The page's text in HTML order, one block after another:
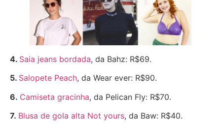
4. Saia jeans bordada, da Bahz: R$69.
5. Salopete Peach, da Wear ever: R$90.
6. Camiseta gracinha, da Pelican Fly: R$70.
7. Blusa de gola alta Not yours, da Baw: R$40.